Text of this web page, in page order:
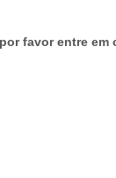
favor entre